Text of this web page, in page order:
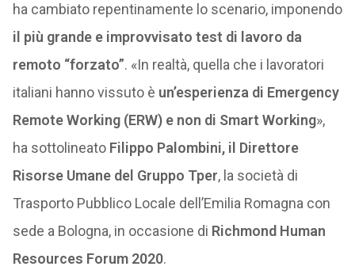
ha cambiato repentinamente lo scenario, imponendo
il più grande e improvvisato test di lavoro da
remoto “forzato”. «In realtà, quella che i lavoratori
italiani hanno vissuto è un’esperienza di Emergency
Remote Working (ERW) e non di Smart Working»,
ha sottolineatoFilippo Palombini, il Direttore
Risorse Umane del Gruppo Tper, la società di
Trasporto Pubblico Locale dell’Emilia Romagna con
sede a Bologna, in occasione di Richmond Human
Resources Forum 2020.